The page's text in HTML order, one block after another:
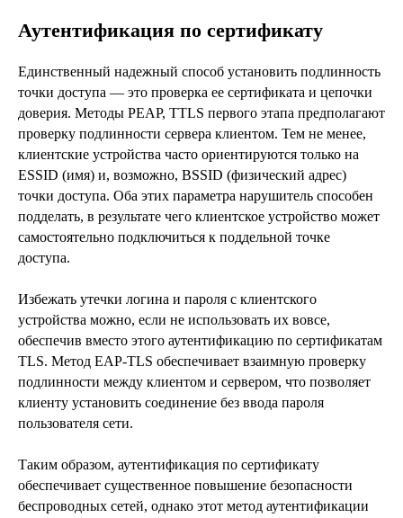
Аутентификация по сертификату
Единственный надежный способ установить подлинность
точки доступа — это проверка ее сертификата и цепочки
доверия. Методы PEAP, TTLS первого этапа предполагают
проверку подлинности сервера клиентом. Тем не менее,
клиентские устройства часто ориентируются только на
ESSID (имя) и, возможно, BSSID (физический адрес)
точки доступа. Оба этих параметра нарушитель способен
подделать, в результате чего клиентское устройство может
самостоятельно подключиться к поддельной точке
доступа.
Избежать утечки логина и пароля с клиентского
устройства можно, если не использовать их вовсе,
обеспечив вместо этого аутентификацию по сертификатам
TLS. Метод EAP-TLS обеспечивает взаимную проверку
подлинности между клиентом и сервером, что позволяет
клиенту установить соединение без ввода пароля
пользователя сети.
Таким образом, аутентификация по сертификату
обеспечивает существенное повышение безопасности
беспроводных сетей, однако этот метод аутентификации
УСЛУГИ
Единая экосистема защиты
Подключение к ЕБС под ключ
ИИ в кибербезопасности
Защита персональных данных
Построение SOC
Анализ защищенности
Безопасная разработка
Анти-DDoS
Комплексная киберзащита
субъектов КИИ
Расследование
инцидентов ИБ
Цифровой рубль
Экспресс-повышение уровня